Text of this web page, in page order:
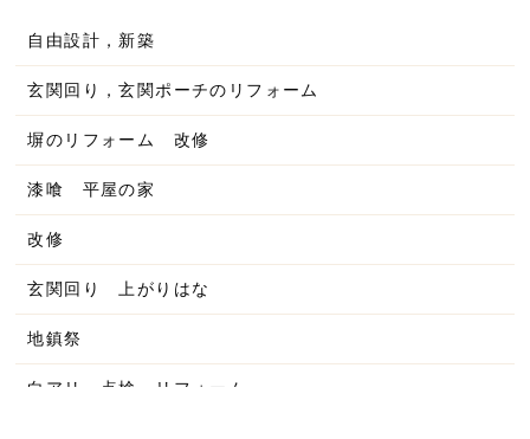
2025年9月
2025年8月
2025年7月
2025年6月
2025年5月
2025年4月
2025年3月
2025年2月
自由設計，新築
玄関回り，玄関ポーチのリフォーム
塀のリフォーム 改修
漆喰 平屋の家
改修
玄関回り 上がりはな
地鎮祭
白アリ 点検 リフォーム